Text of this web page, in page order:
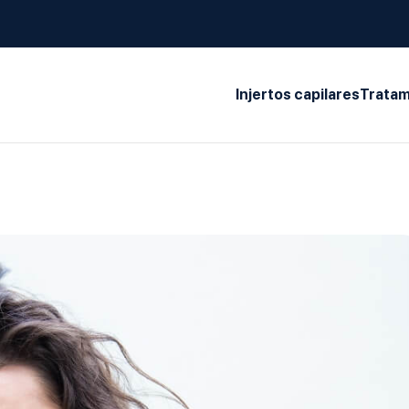
Injertos capilares